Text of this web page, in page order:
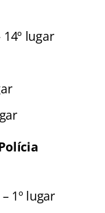
lugar
1º lugar